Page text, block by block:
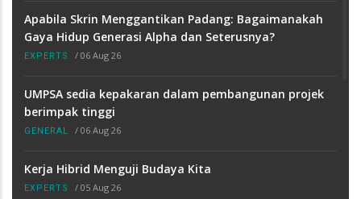
Apabila Skrin Menggantikan Padang: Bagaimanakah
Gaya Hidup Generasi Alpha dan Seterusnya?
EXPERTS / 06 Aug 26
UMPSA sedia kepakaran dalam pembangunan projek
berimpak tinggi
GENERAL / 06 Aug 26
Kerja Hibrid Menguji Budaya Kita
EXPERTS / 05 Aug 26